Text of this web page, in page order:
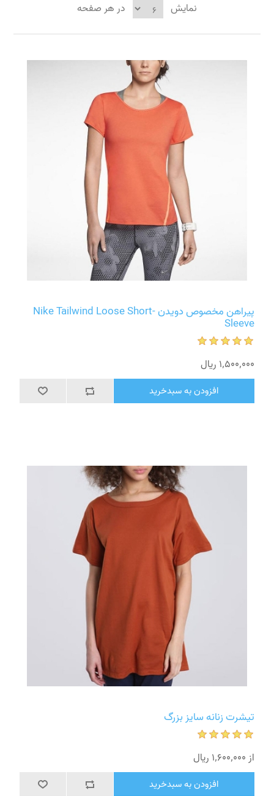
نمایش
در هر صفحه
پیراهن مخصوص دویدن Nike Tailwind Loose Short-
Sleeve
1٬500٬000 ریال
افزودن به سبدخرید
تیشرت زنانه سایز بزرگ
از 1٬600٬000 ریال
افزودن به سبدخرید